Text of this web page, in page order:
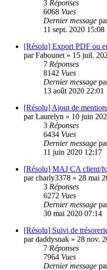
3 Réponses
6068 Vues
Dernier message
11 sept. 2020 15:08
[Résolu] Export PDF ou
parFabounet » 15 juil.
7 Réponses
8142 Vues
Dernier message
13 août 2020 22:01
[Résolu] Ajout de
parLaurelyn » 10 juin
3 Réponses
6434 Vues
Dernier message
11 juin 2020 12:17
[Résolu] MAJ CA client/
parcharly3378 » 28 mai
3 Réponses
6272 Vues
Dernier message
30 mai 2020 07:14
[Résolu] Suivi de
pardaddysnak » 28 nov.
7 Réponses
7964 Vues
Dernier message